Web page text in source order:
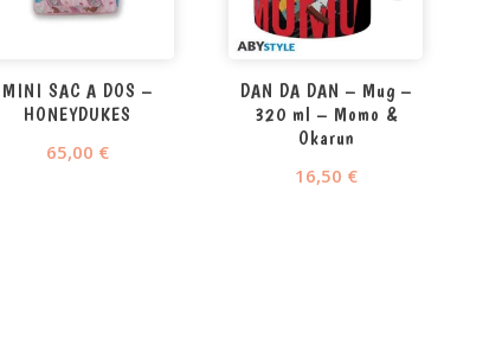
MINI SAC A DOS –
HONEYDUKES
65,00 €
DAN DA DAN – Mug –
320 ml – Momo &
Okarun
16,50 €